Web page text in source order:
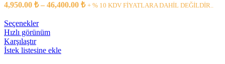
4,950.00 ₺ – 46,400.00 ₺ + % 10 KDV FİYATLARA DAHİL DEĞİLDİR..
Seçenekler
Hızlı görünüm
Karşılaştır
İstek listesine ekle